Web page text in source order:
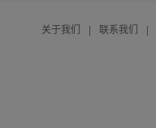
关于我们 | 联系我们 |